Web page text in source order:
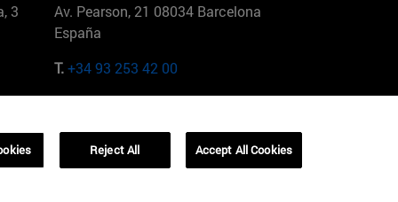
3
Av. Pearson, 21 08034 Barcelona
España
T.+34 93 253 42 00
01321001 Bela Vista Brasil
Reject All Accept All Cookies